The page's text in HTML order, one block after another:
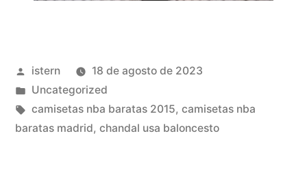
Publicado
por
istern
18 de agosto de 2023
Publicado
en
Uncategorized
Etiquetas:
camisetas nba baratas 2015, camisetas nba
baratas madrid, chandal usa baloncesto